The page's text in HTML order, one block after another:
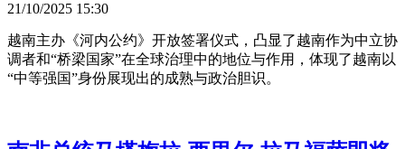
21/10/2025 15:30
越南主办《河内公约》开放签署仪式，凸显了越南作为中立协
调者和“桥梁国家”在全球治理中的地位与作用，体现了越南以
“中等强国”身份展现出的成熟与政治胆识。